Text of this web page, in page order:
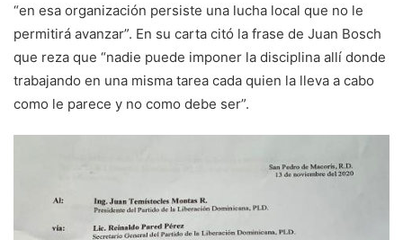
“en esa organización persiste una lucha local que no le
permitirá avanzar”. En su carta citó la frase de Juan Bosch
que reza que “nadie puede imponer la disciplina allí donde
trabajando en una misma tarea cada quien la lleva a cabo
como le parece y no como debe ser”.